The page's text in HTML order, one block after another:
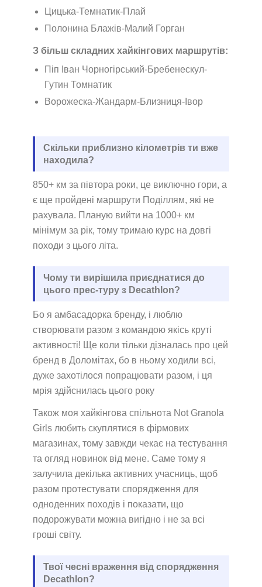
Цицька-Темнатик-Плай
Полонина Блажів-Малий Горган
З більш складних хайкінгових маршрутів:
Піп Іван Чорногірський-Бребенескул-
Гутин Томнатик
Ворожеска-Жандарм-Близниця-Івор
Скільки приблизно кілометрів ти вже
находила?
850+ км за півтора роки, це виключно гори, а
є ще пройдені маршрути Поділлям, які не
рахувала. Планую вийти на 1000+ км
мінімум за рік, тому тримаю курс на довгі
походи з цього літа.
Чому ти вирішила приєднатися до
цього прес-туру з Decathlon?
Бо я амбасадорка бренду, і люблю
створювати разом з командою якісь круті
активності! Ще коли тільки дізналась про цей
бренд в Доломітах, бо в ньому ходили всі,
дуже захотілося попрацювати разом, і ця
мрія здійснилась цього року
Також моя хайкінгова спільнота Not Granola
Girls любить скуплятися в фірмових
магазинах, тому завжди чекає на тестування
та огляд новинок від мене. Саме тому я
залучила декілька активних учасниць, щоб
разом протестувати спорядження для
одноденних походів і показати, що
подорожувати можна вигідно і не за всі
гроші світу.
Твої чесні враження від спорядження
Decathlon?